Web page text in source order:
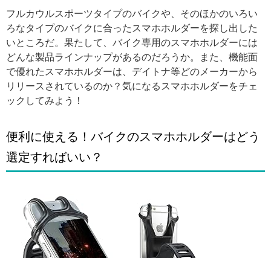
フルカウルスポーツタイプのバイクや、そのほかのいろい
ろなタイプのバイクに合ったスマホホルダーを探し出した
いところだ。果たして、バイク専用のスマホホルダーには
どんな製品ラインナップがあるのだろうか。また、機能面
で優れたスマホホルダーは、デイトナ等どのメーカーから
リリースされているのか？気になるスマホホルダーをチェ
ックしてみよう！
便利に使える！バイクのスマホホルダーはどう
選定すればいい？